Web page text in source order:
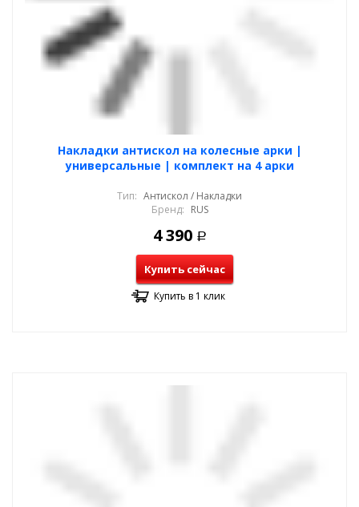
Накладки антискол на колесные арки |
универсальные | комплект на 4 арки
Тип: Антискол / Накладки
Бренд: RUS
4 390 Р
Купить сейчас
Купить в 1 клик